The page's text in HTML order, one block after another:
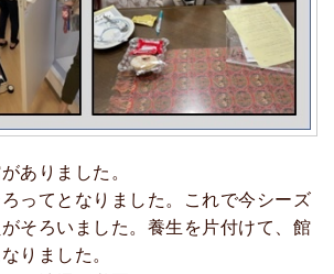
ありました。
ってとなりました。これで今シーズ
そろいました。養生を片付けて、館
りました。